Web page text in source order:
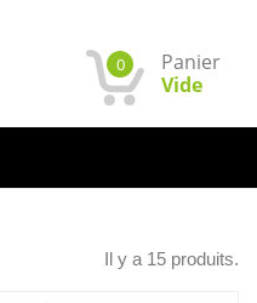
Panier
0
Vide
Il y a 15 produits.